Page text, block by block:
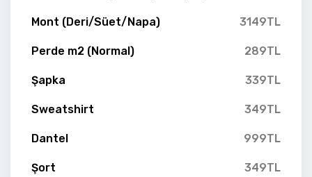
Mont (Deri/Süet/Napa) 3149TL
Perde m2 (Normal) 289TL
Şapka 339TL
Sweatshirt 349TL
Dantel 999TL
Şort 349TL